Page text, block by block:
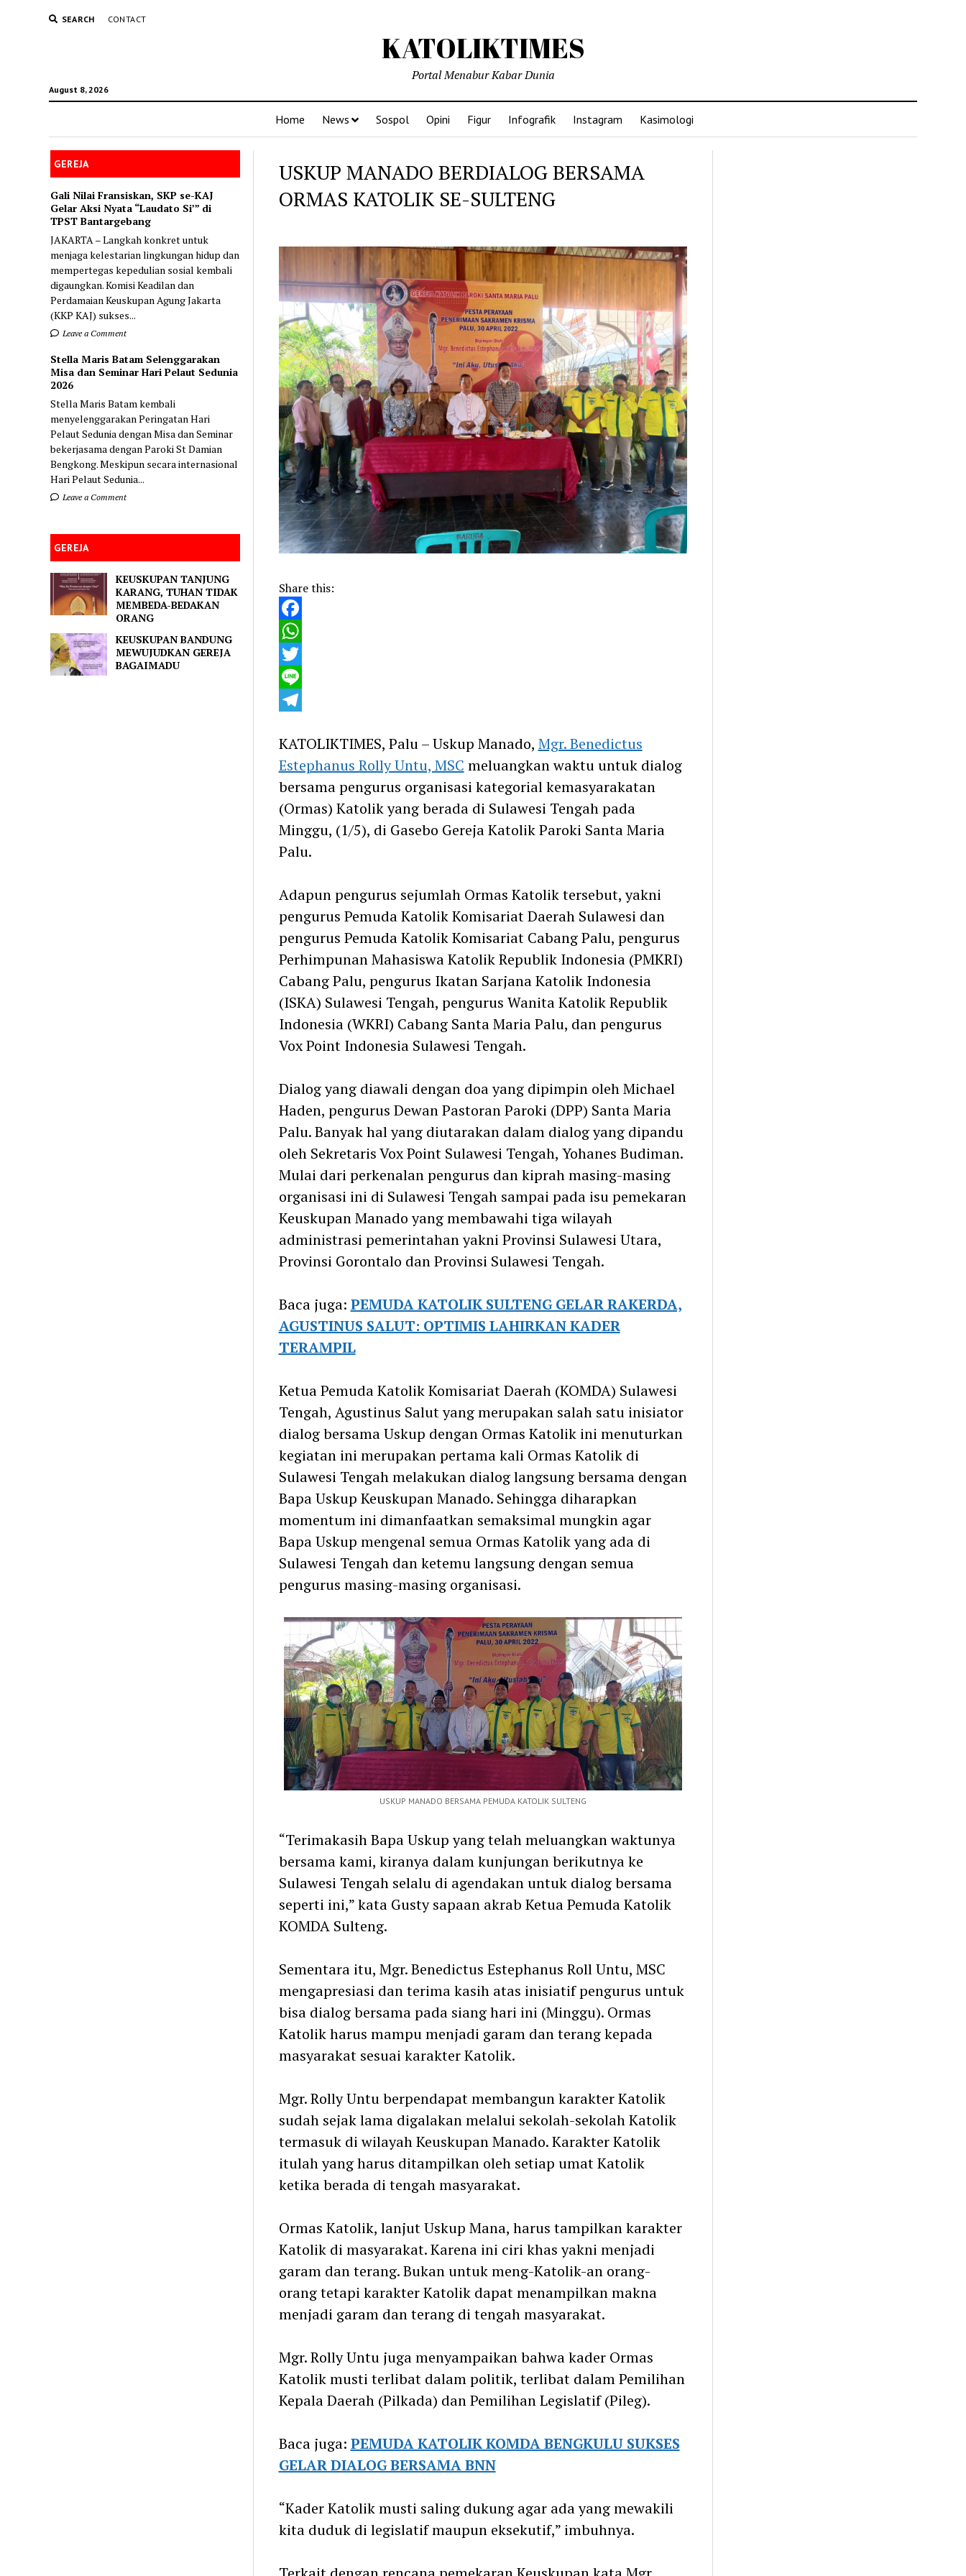
SEARCH CONTACT
KATOLIKTIMES
August 8, 2026
Portal Menabur Kabar Dunia
Home News Sospol Opini Figur Infografik Instagram Kasimologi
GEREJA
Gali Nilai Fransiskan, SKP se-KAJ
Gelar Aksi Nyata “Laudato Si’” di
TPST Bantargebang
JAKARTA – Langkah konkret untuk
menjaga kelestarian lingkungan hidup dan
mempertegas kepedulian sosial kembali
digaungkan. Komisi Keadilan dan
Perdamaian Keuskupan Agung Jakarta
(KKP KAJ) sukses...
Leave a Comment
Stella Maris Batam Selenggarakan
Misa dan Seminar Hari Pelaut Sedunia
2026
Stella Maris Batam kembali
menyelenggarakan Peringatan Hari
Pelaut Sedunia dengan Misa dan Seminar
bekerjasama dengan Paroki St Damian
Bengkong. Meskipun secara internasional
Hari Pelaut Sedunia...
Leave a Comment
GEREJA
KEUSKUPAN TANJUNG
KARANG, TUHAN TIDAK
MEMBEDA-BEDAKAN
ORANG
KEUSKUPAN BANDUNG
MEWUJUDKAN GEREJA
BAGAIMADU
USKUP MANADO BERDIALOG BERSAMA
ORMAS KATOLIK SE-SULTENG
Share this:
Facebook
WhatsApp
Twitter
Line
KATOLIKTIMES, Palu – Uskup Manado, Mgr. Benedictus
Estephanus Rolly Untu, MSC meluangkan waktu untuk dialog
bersama pengurus organisasi kategorial kemasyarakatan
(Ormas) Katolik yang berada di Sulawesi Tengah pada
Minggu, (1/5), di Gasebo Gereja Katolik Paroki Santa Maria
Palu.
Adapun pengurus sejumlah Ormas Katolik tersebut, yakni
pengurus Pemuda Katolik Komisariat Daerah Sulawesi dan
pengurus Pemuda Katolik Komisariat Cabang Palu, pengurus
Perhimpunan Mahasiswa Katolik Republik Indonesia (PMKRI)
Cabang Palu, pengurus Ikatan Sarjana Katolik Indonesia
(ISKA) Sulawesi Tengah, pengurus Wanita Katolik Republik
Indonesia (WKRI) Cabang Santa Maria Palu, dan pengurus
Vox Point Indonesia Sulawesi Tengah.
Dialog yang diawali dengan doa yang dipimpin oleh Michael
Haden, pengurus Dewan Pastoran Paroki (DPP) Santa Maria
Palu. Banyak hal yang diutarakan dalam dialog yang dipandu
oleh Sekretaris Vox Point Sulawesi Tengah, Yohanes Budiman.
Mulai dari perkenalan pengurus dan kiprah masing-masing
organisasi ini di Sulawesi Tengah sampai pada isu pemekaran
Keuskupan Manado yang membawahi tiga wilayah
administrasi pemerintahan yakni Provinsi Sulawesi Utara,
Provinsi Gorontalo dan Provinsi Sulawesi Tengah.
Baca juga: PEMUDA KATOLIK SULTENG GELAR RAKERDA,
AGUSTINUS SALUT: OPTIMIS LAHIRKAN KADER
TERAMPIL
Ketua Pemuda Katolik Komisariat Daerah (KOMDA) Sulawesi
Tengah, Agustinus Salut yang merupakan salah satu inisiator
dialog bersama Uskup dengan Ormas Katolik ini menuturkan
kegiatan ini merupakan pertama kali Ormas Katolik di
Sulawesi Tengah melakukan dialog langsung bersama dengan
Bapa Uskup Keuskupan Manado. Sehingga diharapkan
momentum ini dimanfaatkan semaksimal mungkin agar
Bapa Uskup mengenal semua Ormas Katolik yang ada di
Sulawesi Tengah dan ketemu langsung dengan semua
pengurus masing-masing organisasi.
USKUP MANADO BERSAMA PEMUDA KATOLIK SULTENG
“Terimakasih Bapa Uskup yang telah meluangkan waktunya
bersama kami, kiranya dalam kunjungan berikutnya ke
Sulawesi Tengah selalu di agendakan untuk dialog bersama
seperti ini,” kata Gusty sapaan akrab Ketua Pemuda Katolik
KOMDA Sulteng.
Sementara itu, Mgr. Benedictus Estephanus Roll Untu, MSC
mengapresiasi dan terima kasih atas inisiatif pengurus untuk
bisa dialog bersama pada siang hari ini (Minggu). Ormas
Katolik harus mampu menjadi garam dan terang kepada
masyarakat sesuai karakter Katolik.
Mgr. Rolly Untu berpendapat membangun karakter Katolik
sudah sejak lama digalakan melalui sekolah-sekolah Katolik
termasuk di wilayah Keuskupan Manado. Karakter Katolik
itulah yang harus ditampilkan oleh setiap umat Katolik
ketika berada di tengah masyarakat.
Ormas Katolik, lanjut Uskup Mana, harus tampilkan karakter
Katolik di masyarakat. Karena ini ciri khas yakni menjadi
garam dan terang. Bukan untuk meng-Katolik-an orang-
orang tetapi karakter Katolik dapat menampilkan makna
menjadi garam dan terang di tengah masyarakat.
Mgr. Rolly Untu juga menyampaikan bahwa kader Ormas
Katolik musti terlibat dalam politik, terlibat dalam Pemilihan
Kepala Daerah (Pilkada) dan Pemilihan Legislatif (Pileg).
Baca juga: PEMUDA KATOLIK KOMDA BENGKULU SUKSES
GELAR DIALOG BERSAMA BNN
“Kader Katolik musti saling dukung agar ada yang mewakili
kita duduk di legislatif maupun eksekutif,” imbuhnya.